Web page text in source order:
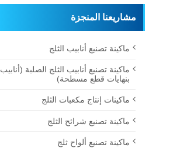
مشاريعنا المنجزة
ماكينة تصنيع أنابيب الثلج
ماكينة تصنيع أنابيب الثلج الصلبة (أنابيب
بنهايات قطع مسطحة)
ماكينات إنتاج مكعبات الثلج
ماكينة تصنيع شرائح الثلج
ماكينة تصنيع ألواح ثلج